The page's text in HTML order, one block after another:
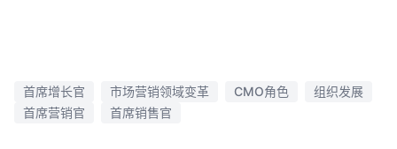
首席增长官 市场营销领域变革 CMO角色
组织发展
首席营销官
首席销售官